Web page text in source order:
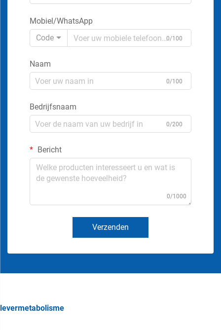
Mobiel/WhatsApp
Code
0/100
Naam
0/100
Bedrijfsnaam
0/200
Bericht
0/1000
Verzenden
levermetabolisme